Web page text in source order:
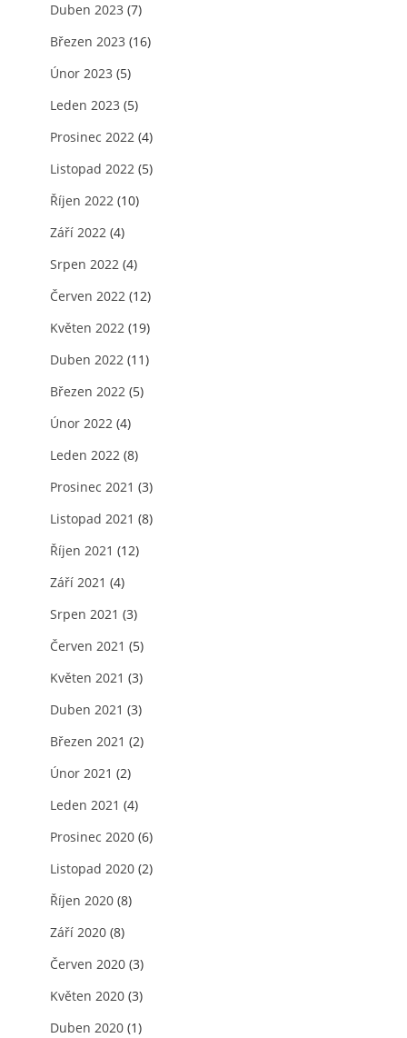
Duben 2023 (7)
Březen 2023 (16)
Únor 2023 (5)
Leden 2023 (5)
Prosinec 2022 (4)
Listopad 2022 (5)
Říjen 2022 (10)
Září 2022 (4)
Srpen 2022 (4)
Červen 2022 (12)
Květen 2022 (19)
Duben 2022 (11)
Březen 2022 (5)
Únor 2022 (4)
Leden 2022 (8)
Prosinec 2021 (3)
Listopad 2021 (8)
Říjen 2021 (12)
Září 2021 (4)
Srpen 2021 (3)
Červen 2021 (5)
Květen 2021 (3)
Duben 2021 (3)
Březen 2021 (2)
Únor 2021 (2)
Leden 2021 (4)
Prosinec 2020 (6)
Listopad 2020 (2)
Říjen 2020 (8)
Září 2020 (8)
Červen 2020 (3)
Květen 2020 (3)
Duben 2020 (1)